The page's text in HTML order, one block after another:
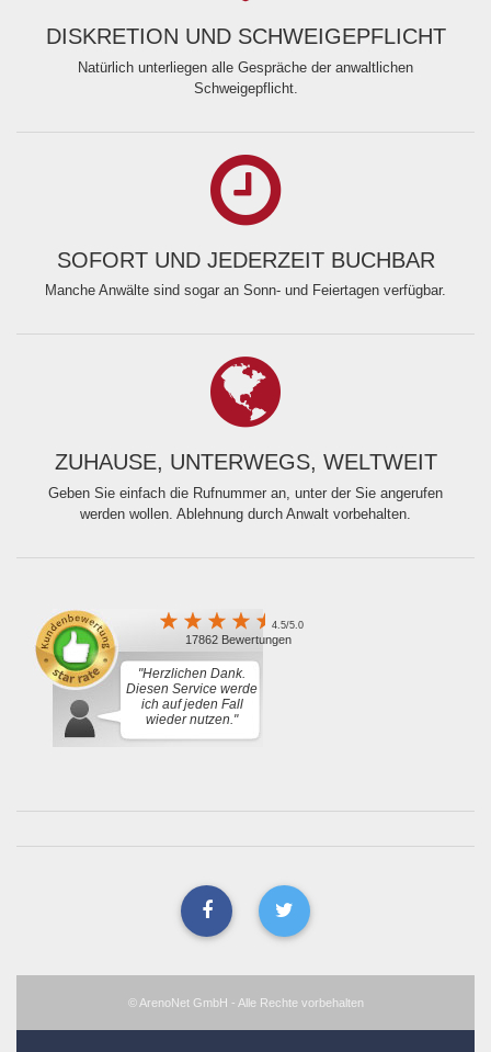
DISKRETION UND SCHWEIGEPFLICHT
Natürlich unterliegen alle Gespräche der anwaltlichen
Schweigepflicht.
SOFORT UND JEDERZEIT BUCHBAR
Manche Anwälte sind sogar an Sonn- und Feiertagen verfügbar.
ZUHAUSE, UNTERWEGS, WELTWEIT
Geben Sie einfach die Rufnummer an, unter der Sie angerufen
werden wollen. Ablehnung durch Anwalt vorbehalten.
4.5/5.0
17862 Bewertungen
"Herzlichen Dank.
Diesen Service werde
ich auf jeden Fall
wieder nutzen."
© ArenoNet GmbH - Alle Rechte vorbehalten